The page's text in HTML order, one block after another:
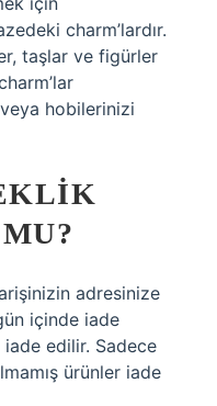
charm’lardır.
taşlar ve figürler
veya hobilerinizi
adresinize
içinde iade
edilir. Sadece
ürünler iade